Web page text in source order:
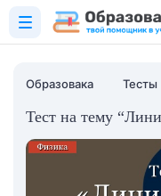
Образовака Тесты
Тест на тему